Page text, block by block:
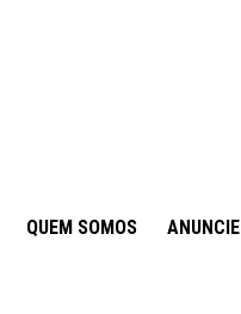
QUEM SOMOS ANUNCIE